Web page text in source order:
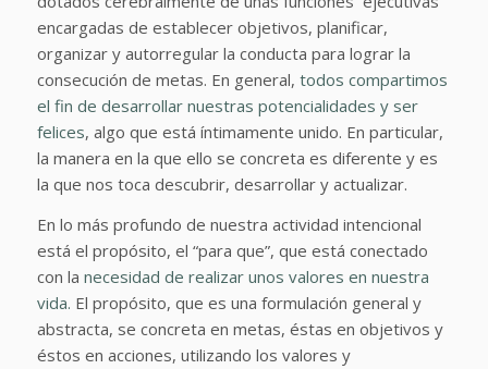
encargadas de establecer objetivos, planificar,
organizar y autorregular la conducta para lograr la
consecución de metas. En general, todos compartimos
el fin de desarrollar nuestras potencialidades y ser
felices, algo que está íntimamente unido. En particular,
la manera en la que ello se concreta es diferente y es
la que nos toca descubrir, desarrollar y actualizar.
En lo más profundo de nuestra actividad intencional
está el propósito, el “para que”, que está conectado
con la necesidad de realizar unos valores en nuestra
vida. El propósito, que es una formulación general y
abstracta, se concreta en metas, éstas en objetivos y
éstos en acciones, utilizando los valores y